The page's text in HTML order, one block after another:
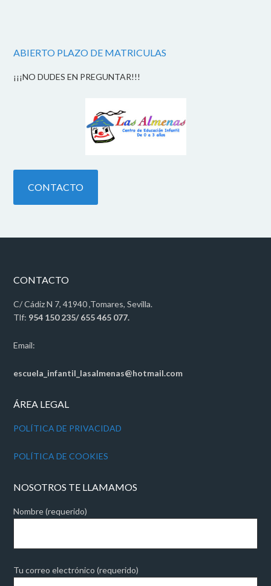
ABIERTO PLAZO DE MATRICULAS
¡¡¡NO DUDES EN PREGUNTAR!!!
CONTACTO
CONTACTO
C/ Cádiz N 7, 41940 ,Tomares, Sevilla.
Tlf: 954 150 235/ 655 465 077.
Email:
escuela_infantil_lasalmenas@hotmail.com
ÁREA LEGAL
POLÍTICA DE PRIVACIDAD
POLÍTICA DE COOKIES
NOSOTROS TE LLAMAMOS
Nombre (requerido)
Tu correo electrónico (requerido)